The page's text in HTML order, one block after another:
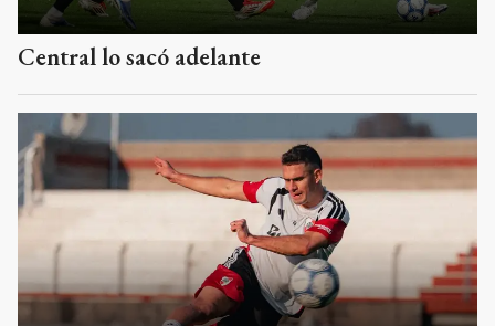
Central lo sacó adelante